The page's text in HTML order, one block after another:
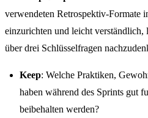
verwendeten Retrospektiv-Formate
einzurichten und leicht verständlich,
über drei Schlüsselfragen
Keep: Welche Praktiken,
haben während des Sprints gut
beibehalten werden?